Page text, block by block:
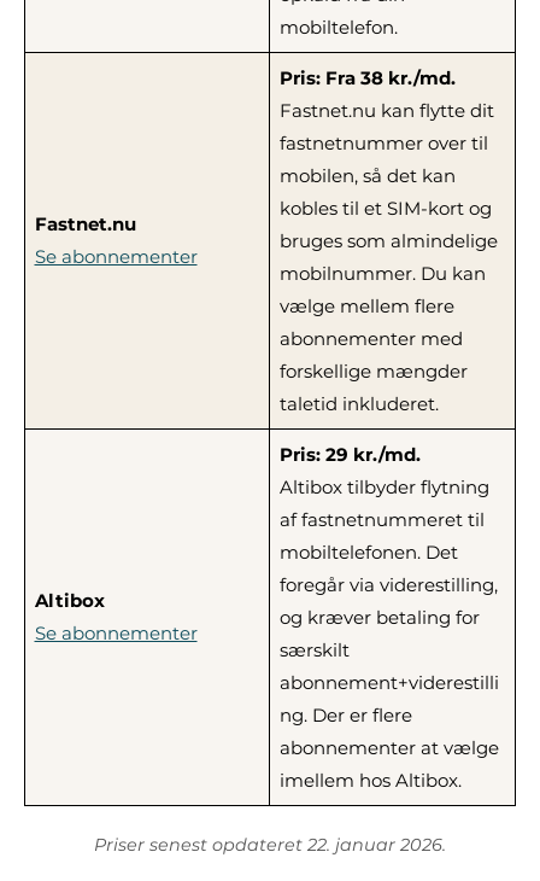
mobiltelefon.
Fastnet.nu
Se abonnementer
Pris: Fra 38 kr./md.
Fastnet.nu kan flytte dit
fastnetnummer over til
mobilen, så det kan
kobles til et SIM-kort og
bruges som almindelige
mobilnummer. Du kan
vælge mellem flere
abonnementer med
forskellige mængder
taletid inkluderet.
Altibox
Se abonnementer
Pris: 29 kr./md.
Altibox tilbyder flytning
af fastnetnummeret til
mobiltelefonen. Det
foregår via viderestilling,
og kræver betaling for
særskilt
abonnement+viderestilli
ng. Der er flere
abonnementer at vælge
imellem hos Altibox.
Priser senest opdateret 22. januar 2026.